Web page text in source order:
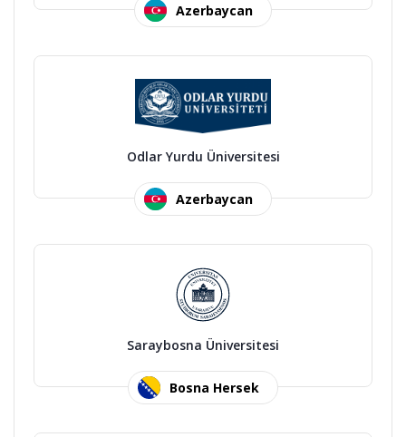
Azerbaycan
Odlar Yurdu Üniversitesi
Azerbaycan
Saraybosna Üniversitesi
Bosna Hersek